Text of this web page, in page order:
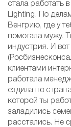
стала работать
Lighting. По
Венгрию, где у
помогала мужу.
индустрия. И
клиентами
работала
ездила по
которой ты
заладились
расстались. Не